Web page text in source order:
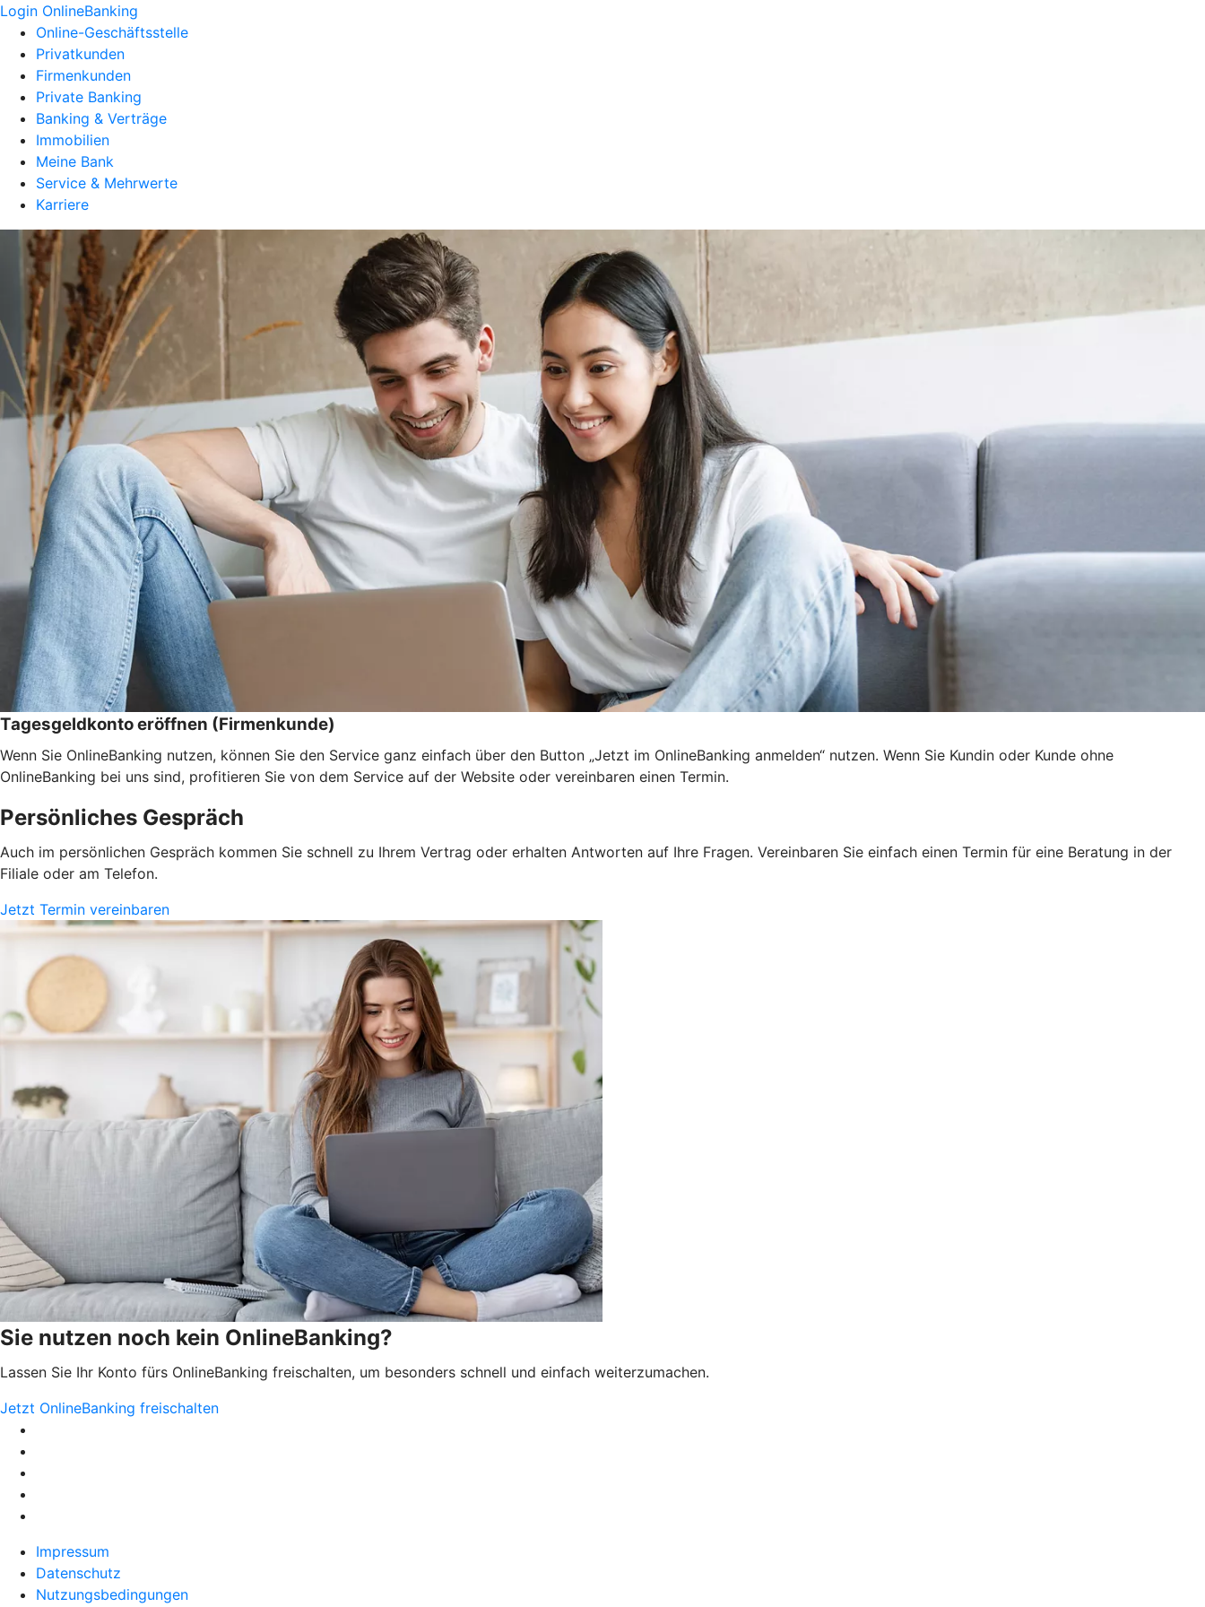
Login OnlineBanking
Online-Geschäftsstelle
Privatkunden
Firmenkunden
Private Banking
Banking & Verträge
Immobilien
Meine Bank
Service & Mehrwerte
Karriere
Tagesgeldkonto eröffnen (Firmenkunde)
Wenn Sie OnlineBanking nutzen, können Sie den Service ganz einfach über den Button „Jetzt im OnlineBanking anmelden“ nutzen. Wenn Sie Kundin oder Kunde ohne
OnlineBanking bei uns sind, profitieren Sie von dem Service auf der Website oder vereinbaren einen Termin.
Persönliches Gespräch
Auch im persönlichen Gespräch kommen Sie schnell zu Ihrem Vertrag oder erhalten Antworten auf Ihre Fragen. Vereinbaren Sie einfach einen Termin für eine Beratung in der
Filiale oder am Telefon.
Jetzt Termin vereinbaren
Sie nutzen noch kein OnlineBanking?
Lassen Sie Ihr Konto fürs OnlineBanking freischalten, um besonders schnell und einfach weiterzumachen.
Jetzt OnlineBanking freischalten
Impressum
Datenschutz
Nutzungsbedingungen